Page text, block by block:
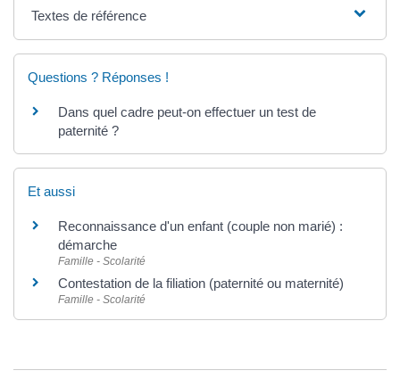
Textes de référence
Questions ? Réponses !
Dans quel cadre peut-on effectuer un test de
paternité ?
Et aussi
Reconnaissance d'un enfant (couple non marié) :
démarche
Famille - Scolarité
Contestation de la filiation (paternité ou maternité)
Famille - Scolarité